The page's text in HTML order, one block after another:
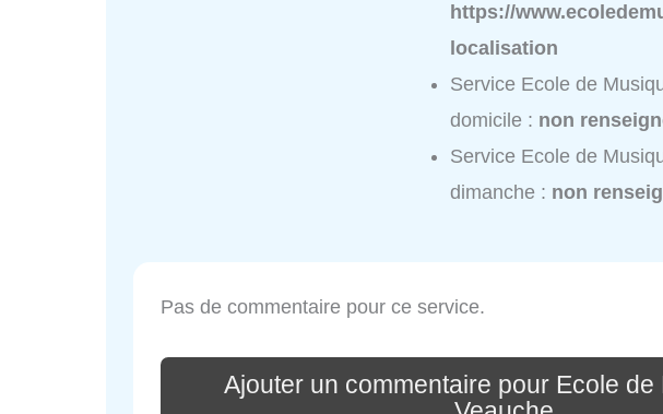
https://
localisation
Service Ecole de
domicile : non
Service Ecole de
dimanche : non
Pas de commentaire pour ce service.
Ajouter un commentaire pour Ecole de